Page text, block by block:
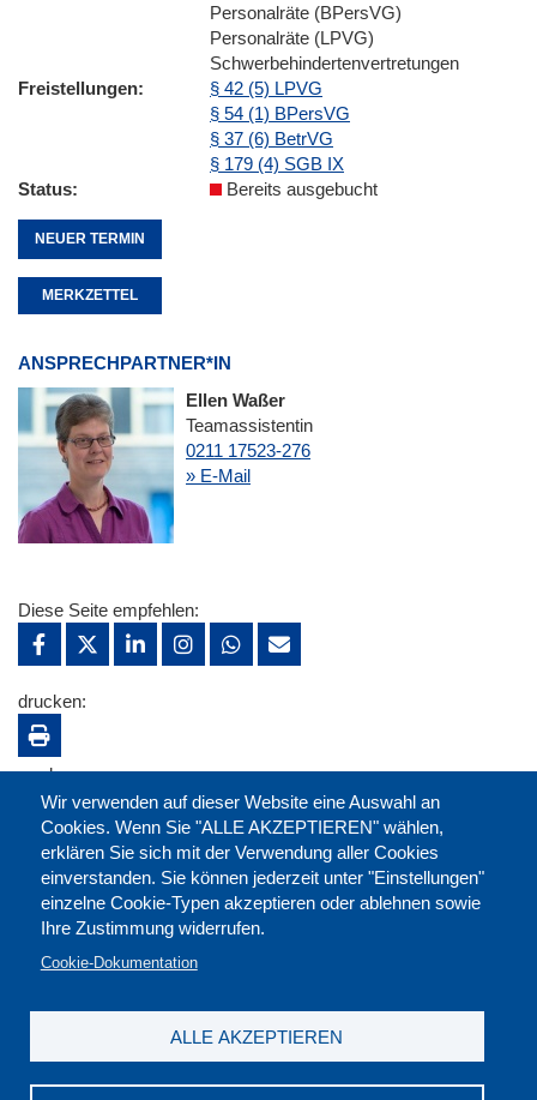
Personalräte (BPersVG)
Personalräte (LPVG)
Schwerbehindertenvertretungen
Freistellungen
§ 42 (5) LPVG
§ 54 (1) BPersVG
§ 37 (6) BetrVG
§ 179 (4) SGB IX
Status
Bereits ausgebucht
NEUER TERMIN
MERKZETTEL
ANSPRECHPARTNER*IN
Ellen Waßer
Teamassistentin
0211 17523-276
» E-Mail
Wir verwenden auf dieser Website eine Auswahl an
Cookies. Wenn Sie "ALLE AKZEPTIEREN" wählen,
erklären Sie sich mit der Verwendung aller Cookies
einverstanden. Sie können jederzeit unter "Einstellungen"
einzelne Cookie-Typen akzeptieren oder ablehnen sowie
Ihre Zustimmung widerrufen.
Cookie-Dokumentation
ALLE AKZEPTIEREN
Diese Seite empfehlen:
drucken:
merken: